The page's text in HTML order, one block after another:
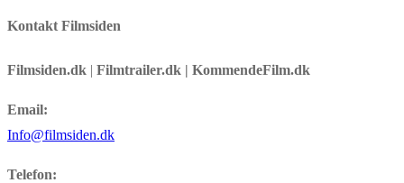
Kontakt Filmsiden
Filmsiden.dk | Filmtrailer.dk | KommendeFilm.dk
Email:
Info@filmsiden.dk
Telefon: